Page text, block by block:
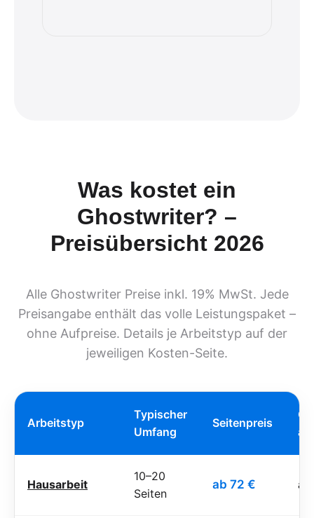
Was kostet ein
Ghostwriter? –
Preisübersicht 2026
Alle Ghostwriter Preise inkl. 19% MwSt. Jede
Preisangabe enthält das volle Leistungspaket –
ohne Aufpreise. Details je Arbeitstyp auf der
jeweiligen Kosten-Seite.
Arbeitstyp
Typischer
Umfang
Seitenpreis
ab
Hausarbeit
10–20
Seiten
ab 72 €